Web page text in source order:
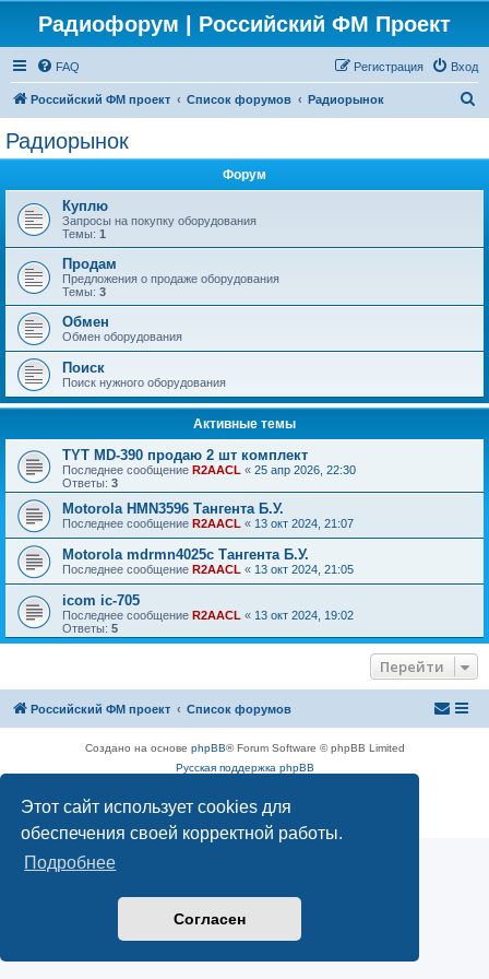
Этот сайт использует cookies для
обеспечения своей корректной работы.
Подробнее
Согласен
Радиофорум | Российский ФМ Проект
FAQ Вход
Регистрация
Российский ФМ проект Список форумов Радиорынок
Радиорынок
Форум
Куплю
Запросы на покупку оборудования
Темы: 1
Продам
Предложения о продаже оборудования
Темы: 3
Обмен
Обмен оборудования
Поиск
Поиск нужного оборудования
Активные темы
TYT MD-390 продаю 2 шт комплект
Последнее сообщение R2AACL « 25 апр 2026, 22:30
Ответы: 3
Motorola HMN3596 Тангента Б.У.
Последнее сообщение R2AACL « 13 окт 2024, 21:07
Motorola mdrmn4025с Тангента Б.У.
Последнее сообщение R2AACL « 13 окт 2024, 21:05
icom ic-705
Последнее сообщение R2AACL « 13 окт 2024, 19:02
Ответы: 5
Перейти
Российский ФМ проект Список форумов
Создано на основе phpBB® Forum Software © phpBB Limited
Русская поддержка phpBB